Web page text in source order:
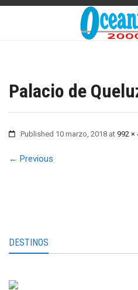
Palacio de
Published 10 marzo, 2018 at 992 ×
← Previous
DESTINOS